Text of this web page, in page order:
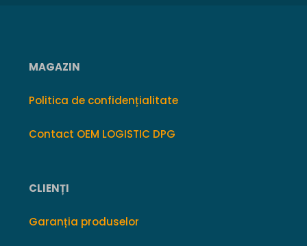
MAGAZIN
Politica de confidențialitate
Contact OEM LOGISTIC DPG
CLIENȚI
Garanția produselor